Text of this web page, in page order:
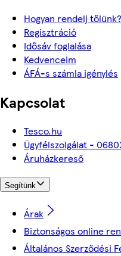
Hogyan rendelj tőlünk?
Regisztráció
Idősáv foglalása
Kedvenceim
ÁFÁ-s számla igénylés
Kapcsolat
Tesco.hu
Ügyfélszolgálat -
Áruházkereső
Segítünk
Árak
Biztonságos online
Általános Szerződési